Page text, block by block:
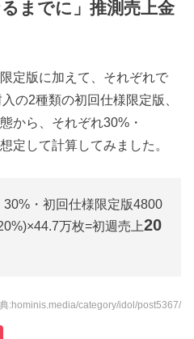
までに」推測売上金
定版に加えて、それぞれで
の2種類の初回仕様限定版、
から、それぞれ30%・
定して計算してみました。
・初回仕様限定版4800
万枚=初週売上20
:hominis.media/category/idol/post5367/